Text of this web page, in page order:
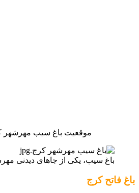
موقعیت باغ سیب مهرشهر
باغ سیب، یکی از جاهای دیدنی
باغ فاتح کرج